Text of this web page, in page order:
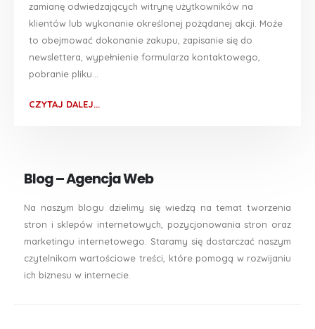
zamianę odwiedzających witrynę użytkowników na
klientów lub wykonanie określonej pożądanej akcji. Może
to obejmować dokonanie zakupu, zapisanie się do
newslettera, wypełnienie formularza kontaktowego,
pobranie pliku...
CZYTAJ DALEJ...
Blog – Agencja Web
Na naszym blogu dzielimy się wiedzą na temat tworzenia
stron i sklepów internetowych, pozycjonowania stron oraz
marketingu internetowego. Staramy się dostarczać naszym
czytelnikom wartościowe treści, które pomogą w rozwijaniu
ich biznesu w internecie.